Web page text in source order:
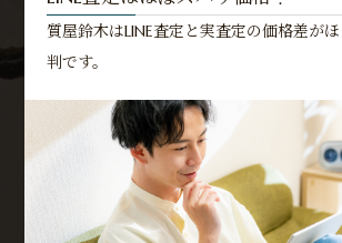
質屋鈴木はLINE査定と実査定の価格差が
判です。